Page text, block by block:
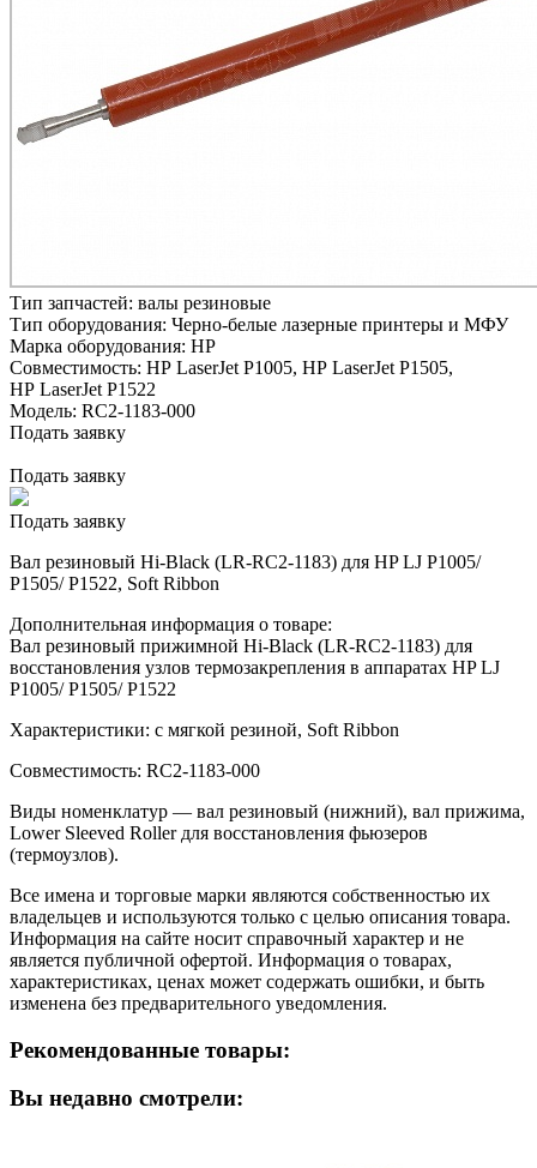
Тип запчастей: валы резиновые
Тип оборудования: Черно-белые лазерные принтеры и МФУ
Марка оборудования: HP
Совместимость: HP LaserJet P1005, HP LaserJet P1505,
HP LaserJet P1522
Модель: RC2-1183-000
Подать заявку
Подать заявку
Подать заявку
Вал резиновый Hi-Black (LR-RC2-1183) для HP LJ P1005/
P1505/ P1522, Soft Ribbon
Дополнительная информация о товаре:
Вал резиновый прижимной Hi-Black (LR-RC2-1183) для
восстановления узлов термозакрепления в аппаратах HP LJ
P1005/ P1505/ P1522
Характеристики: с мягкой резиной, Soft Ribbon
Совместимость: RC2-1183-000
Виды номенклатур — вал резиновый (нижний), вал прижима,
Lower Sleeved Roller для восстановления фьюзеров
(термоузлов).
Все имена и торговые марки являются собственностью их
владельцев и используются только с целью описания товара.
Информация на сайте носит справочный характер и не
является публичной офертой. Информация о товарах,
характеристиках, ценах может содержать ошибки, и быть
изменена без предварительного уведомления.
Рекомендованные товары:
Вы недавно смотрели: